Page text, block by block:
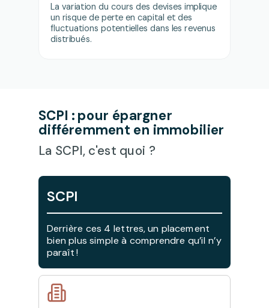
La variation du cours des devises implique
un risque de perte en capital et des
fluctuations potentielles dans les revenus
distribués.
SCPI : pour épargner
différemment en immobilier
La SCPI, c'est quoi ?
SCPI
Derrière ces 4 lettres, un placement
bien plus simple à comprendre qu’il n’y
paraît !